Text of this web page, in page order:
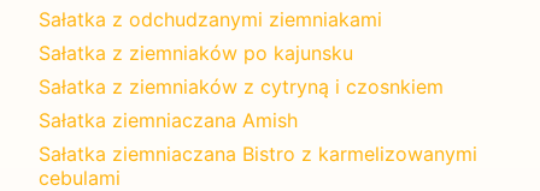
Sałatka z odchudzanymi ziemniakami
Sałatka z ziemniaków po kajunsku
Sałatka z ziemniaków z cytryną i czosnkiem
Sałatka ziemniaczana Amish
Sałatka ziemniaczana Bistro z karmelizowanymi
cebulami